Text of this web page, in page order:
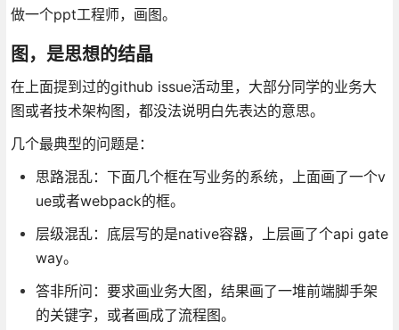
做一个ppt工程师，画图。
图，是思想的结晶
在上面提到过的github issue活动里，大部分同学的业务大
图或者技术架构图，都没法说明白先表达的意思。
几个最典型的问题是：
思路混乱：下面几个框在写业务的系统，上面画了一个v
ue或者webpack的框。
层级混乱：底层写的是native容器，上层画了个api gate
way。
答非所问：要求画业务大图，结果画了一堆前端脚手架
的关键字，或者画成了流程图。